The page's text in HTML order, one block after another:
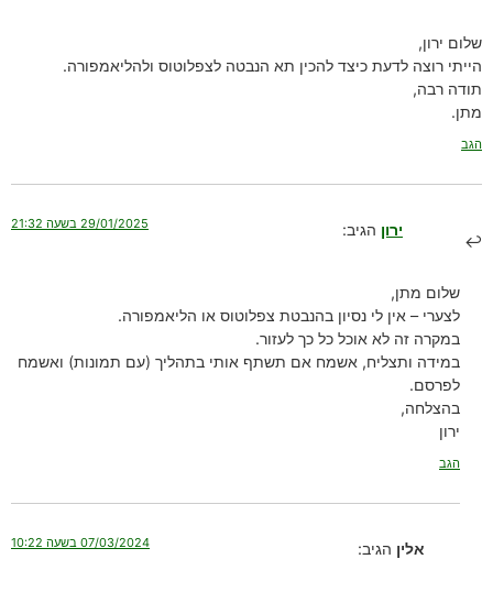
שלום ירון,
הייתי רוצה לדעת כיצד להכין תא הנבטה לצפלוטוס ולהליאמפורה.
תודה רבה,
מתן.
הגב
ירון הגיב: 29/01/2025 בשעה 21:32
שלום מתן,
לצערי – אין לי נסיון בהנבטת צפלוטוס או הליאמפורה.
במקרה זה לא אוכל כל כך לעזור.
במידה ותצליח, אשמח אם תשתף אותי בתהליך (עם תמונות) ואשמח
לפרסם.
בהצלחה,
ירון
הגב
אלין הגיב: 07/03/2024 בשעה 10:22